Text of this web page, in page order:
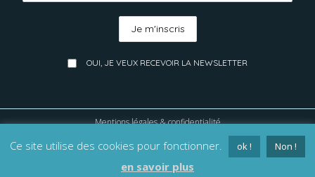
OUI, JE VEUX RECEVOIR LA NEWSLETTER
Mentions légales & confidentialité
KLAMAUK PRODUCTIONS
©2023_Klamauk productions
Ce site utilise des cookies pour fonctionner. ok ! Non !
en savoir plus